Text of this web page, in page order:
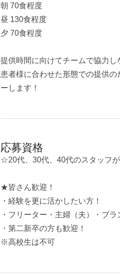
朝 70食程度
昼 130食程度
夕 70食程度
提供時間に向けてチームで協力し
患者様に合わせた形態での提供
ーします！
応募資格
☆20代、30代、40代のスタッフが
★皆さん歓迎！
・経験を更に活かしたい方！
・フリーター・主婦（夫）・ブラ
・第二新卒の方も歓迎！
※高校生は不可